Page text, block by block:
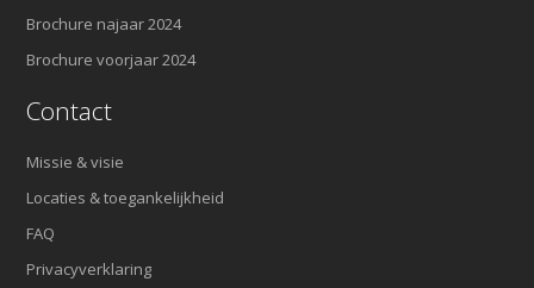
Brochure najaar 2024
Brochure voorjaar 2024
Contact
Missie & visie
Locaties & toegankelijkheid
FAQ
Privacyverklaring